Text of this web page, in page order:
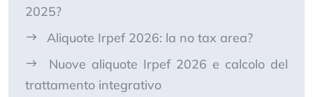
2025?
Aliquote Irpef 2026: la no tax area?
Nuove aliquote Irpef 2026 e calcolo del
trattamento integrativo